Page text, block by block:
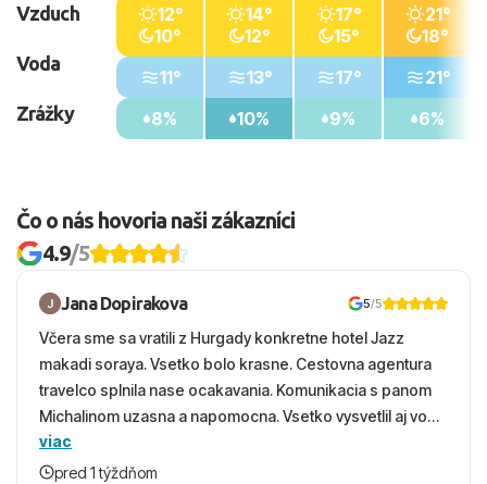
Vzduch
Voda
Zrážky
12°
10°
11°
8%
14°
12°
13°
10%
17°
15°
17°
9%
21°
18°
21°
6%
Čo o nás hovoria naši zákazníci
4.9/5
Jana Dopirakova 5/5
Včera sme sa vratili z Hurgady konkretne hotel Jazz
makadi soraya. Vsetko bolo krasne. Cestovna agentura
travelco splnila nase ocakavania. Komunikacia s panom
Michalinom uzasna a napomocna. Vsetko vysvetlil aj vo
vecernych hodinach zaco sa ospravedlnujem. Hotel
krasny, cisty. Sluzby top. Strava, prostredie, more,
viac
pred 1 týždňom